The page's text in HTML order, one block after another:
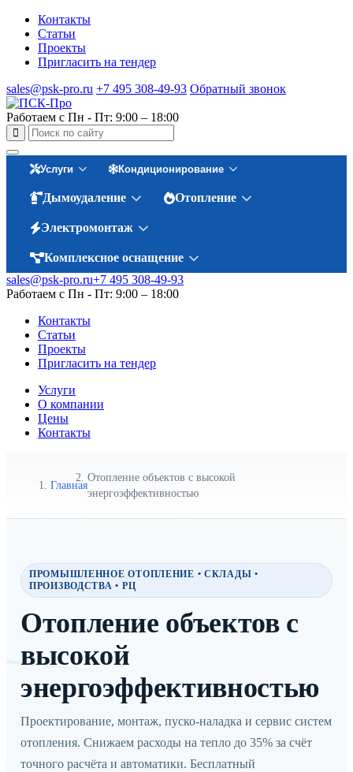
Контакты
Статьи
Проекты
Пригласить на тендер
sales@psk-pro.ru +7 495 308-49-93 Обратный звонок
Работаем с Пн - Пт: 9:00 – 18:00
Услуги Кондиционирование
Дымоудаление Отопление
Электромонтаж
Комплексное оснащение
sales@psk-pro.ru+7 495 308-49-93
Работаем с Пн - Пт: 9:00 – 18:00
Контакты
Статьи
Проекты
Пригласить на тендер
Услуги
О компании
Цены
Контакты
Главная
Отопление объектов с высокой
энергоэффективностью
ПРОМЫШЛЕННОЕ ОТОПЛЕНИЕ • СКЛАДЫ •
ПРОИЗВОДСТВА • РЦ
Отопление объектов с
высокой
энергоэффективностью
Проектирование, монтаж, пуско-наладка и сервис систем
отопления. Снижаем расходы на тепло до 35% за счёт
точного расчёта и автоматики. Бесплатный